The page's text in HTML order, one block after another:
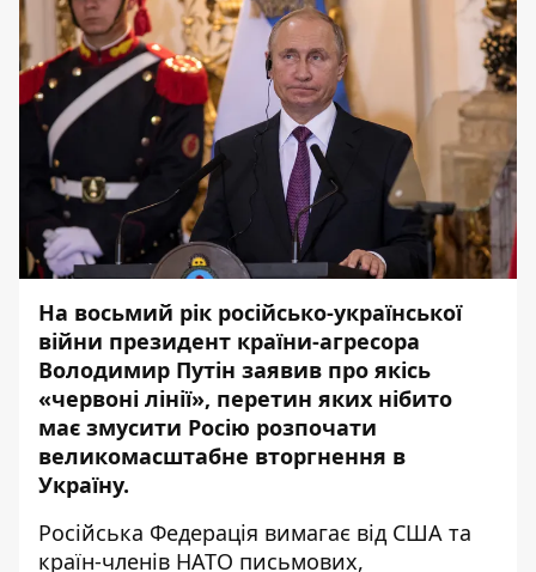
На восьмий рік російсько-української
війни президент країни-агресора
Володимир Путін заявив про якісь
«червоні лінії», перетин яких нібито
має змусити Росію розпочати
великомасштабне вторгнення в
Україну.
Російська Федерація вимагає від США та
країн-членів НАТО письмових,